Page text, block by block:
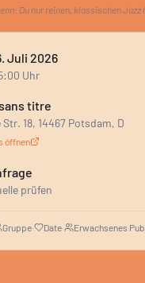
Du nur reinen, klassischen Jazz
Juli 2026
Uhr
titre
18, 14467 Potsdam, D
öffnen
prüfen
Gruppe· Date· Erwachsenes